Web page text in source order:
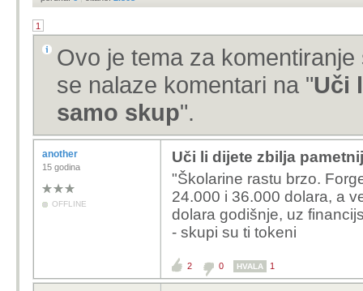
1
Ovo je tema za
se nalaze komentari na "Uči
samo skup".
another
15 godina
OFFLINE
Uči li dijete zbilja
"Školarine rastu brzo.
24.000 i 36.000 dolara, a
dolara godišnje, uz
- skupi su ti tokeni
2 0 HVALA 1